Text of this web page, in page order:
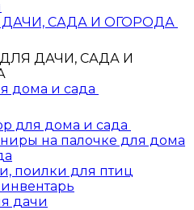
САДА И ОГОРОДА
ДАЧИ, САДА И
дома и сада
для дома и сада
на палочке для дома
поилки для птиц
дачи